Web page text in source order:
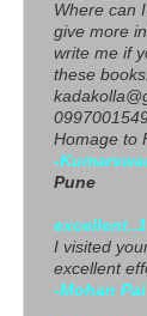
Where can
give more
write me if
these
Homage to
-
Pune
excellent..1
I visited
excellent
-Mohan Pai